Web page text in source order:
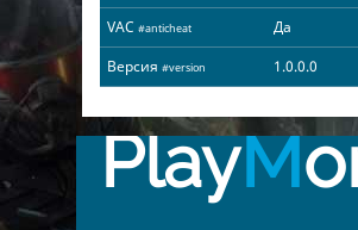
VAC #anticheat
Да
Версия #version 1.0.0.0
PlayM